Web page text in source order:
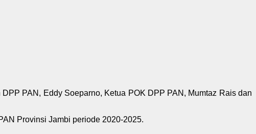
PAN, Eddy Soeparno, Ketua POK DPP PAN, Mumtaz Rais dan
Provinsi Jambi periode 2020-2025.